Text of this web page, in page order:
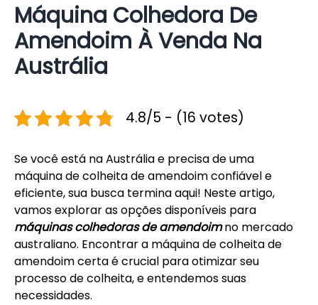
Máquina Colhedora De
Amendoim À Venda Na
Austrália
4.8/5 - (16 votes)
Se você está na Austrália e precisa de uma
máquina de colheita de amendoim confiável e
eficiente, sua busca termina aqui! Neste artigo,
vamos explorar as opções disponíveis para
máquinas colhedoras de amendoimno mercado
australiano. Encontrar a máquina de colheita de
amendoim certa é crucial para otimizar seu
processo de colheita, e entendemos suas
necessidades.